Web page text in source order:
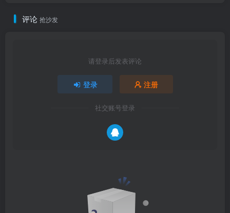
评论 抢沙发
请登录后发表评论
登录 注册
社交账号登录